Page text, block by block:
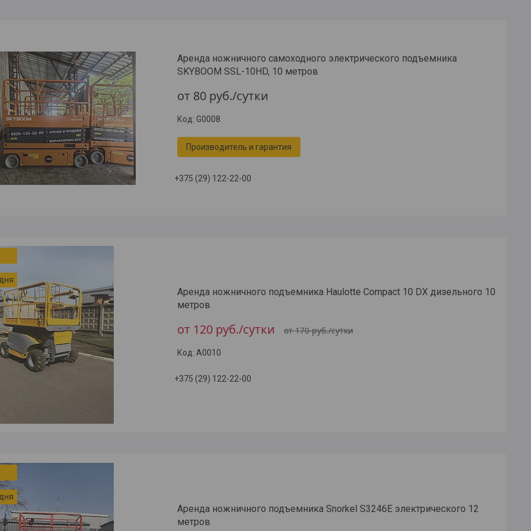
Аренда ножничного самоходного электрического подъемника
SKYBOOM SSL-10HD, 10 метров
от 80 руб./сутки
G0008
Производитель и гарантия
+375 (29) 122-22-00
Аренда ножничного подъемника Haulotte Compact 10 DX дизельного 10
метров
от 170руб./сутки
от 120 руб./сутки
A0010
+375 (29) 122-22-00
Аренда ножничного подъемника Snorkel S3246E электрического 12
метров